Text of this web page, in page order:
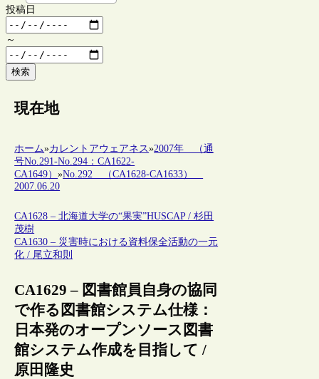
投稿日
～
検索
現在地
ホーム»カレントアウェアネス»2007年 （通
号No.291-No.294：CA1622-
CA1649）»No.292 （CA1628-CA1633）
2007.06.20
CA1628 – 北海道大学の“果実”HUSCAP / 杉田
茂樹
CA1630 – 災害時における資料保全活動の一元
化 / 尾立和則
CA1629 – 図書館員自身の協同
で作る図書館システム仕様：
日本発のオープンソース図書
館システム作成を目指して /
原田隆史